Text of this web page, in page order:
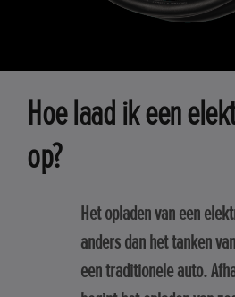
Hoe laad ik een
op?
Het opladen van een
anders dan het tanken
een traditionele auto.